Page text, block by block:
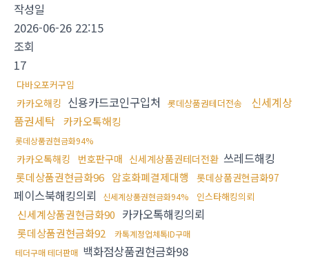
작성일
2026-06-26 22:15
조회
17
다바오포커구입
카카오해킹 신용카드코인구입처 롯데상품권테더전송
신세계상
품권세탁 카카오톡해킹
롯데상품권현금화94%
카카오톡해킹 번호판구매 신세계상품권테더전환 쓰레드해킹
롯데상품권현금화96 암호화폐결제대행 롯데상품권현금화97
페이스북해킹의뢰 신세계상품권현금화94% 인스타해킹의뢰
신세계상품권현금화90 카카오톡해킹의뢰
롯데상품권현금화92
카톡계정업체톡ID구매
테더구매 테더판매 백화점상품권현금화98